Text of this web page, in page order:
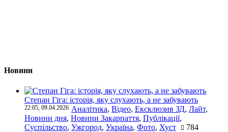
Новини
Степан Гіга: історія, яку слухають, а не забувають
22:05, 09.04.2026 Аналітика, Відео, Ексклюзив ЗД, Лайт,
Новини дня, Новини Закарпаття, Публікації,
Суспільство, Ужгород, Україна, Фото, Хуст 784